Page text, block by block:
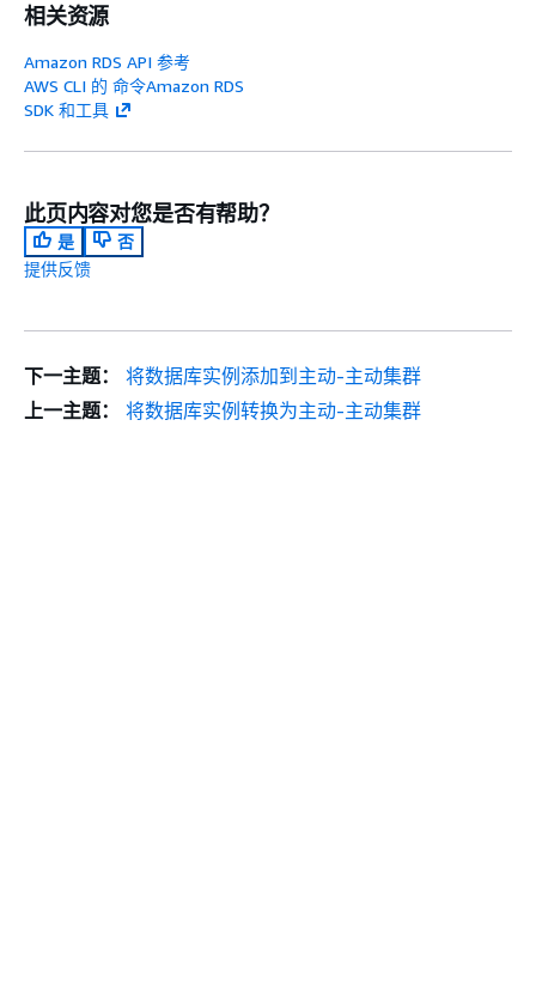
相关资源
Amazon RDS API 参考
AWS CLI 的 命令Amazon RDS
SDK 和工具
此页内容对您是否有帮助？
是
否
提供反馈
下一主题：
将数据库实例添加到主动-主动集群
上一主题：
将数据库实例转换为主动-主动集群